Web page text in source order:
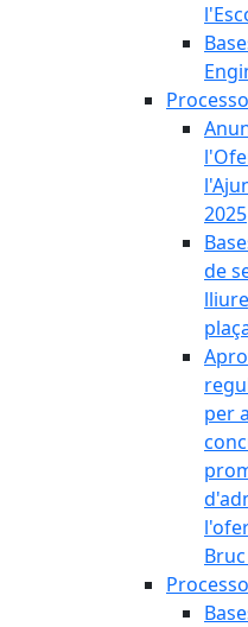
2025
de
per